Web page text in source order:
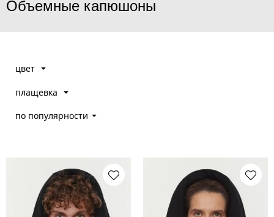
Объемные капюшоны
цвет
плащевка
по популярности